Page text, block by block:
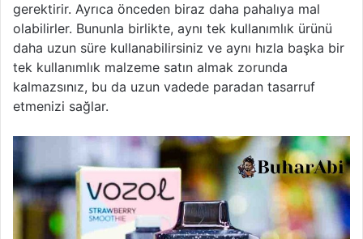
gerektirir. Ayrıca önceden biraz daha pahalıya mal
olabilirler. Bununla birlikte, aynı tek kullanımlık ürünü
daha uzun süre kullanabilirsiniz ve aynı hızla başka bir
tek kullanımlık malzeme satın almak zorunda
kalmazsınız, bu da uzun vadede paradan tasarruf
etmenizi sağlar.